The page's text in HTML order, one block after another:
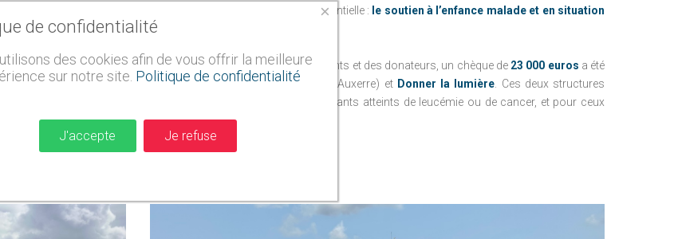
merveille comment le
vecteur de solidarité.
passionnés autour d’une cause essentielle : le soutien à l’enfance malade et en situation
de handicap.
Grâce à la mobilisation des participants et des donateurs, un chèque de 23 000 euros a été
remis aux associationsMaxime + (Auxerre) et Donner la lumière . Ces deux structures
œuvrent respectivement pour les enfants atteints de leucémie ou de cancer, et pour ceux
souffrant de déficiences visuelles.
En lire plus
×
de confidentialité
des cookies afin de vous offrir la meilleure
sur notre site. Politique de confidentialité
J'accepte Je refuse